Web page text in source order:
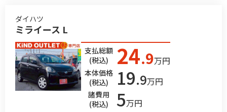
ダイハツ
ミライース L
支払総額
(税込)
24.9万円
本体価格
(税込)
19.9万円
諸費用
(税込)
5万円